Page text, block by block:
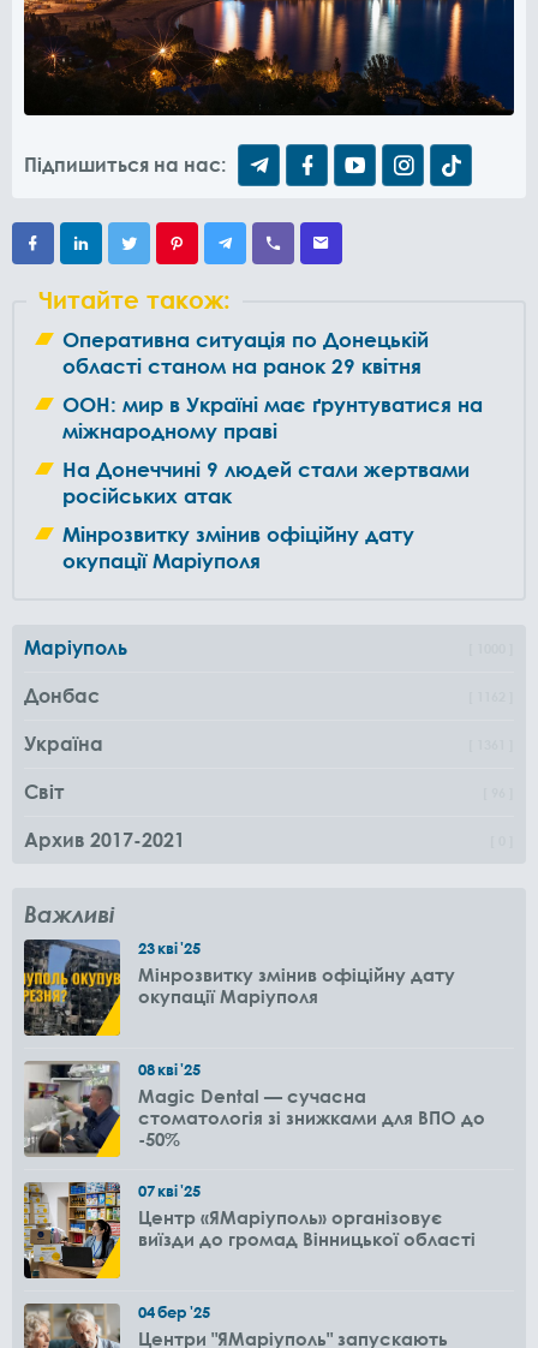
Підпишиться на нас:
Читайте також:
Оперативна ситуація по Донецькій
області станом на ранок 29 квітня
ООН: мир в Україні має ґрунтуватися на
міжнародному праві
На Донеччині 9 людей стали жертвами
російських атак
Мінрозвитку змінив офіційну дату
окупації Маріуполя
Маріуполь
Донбас
Україна
Світ
Архив 2017-2021
Важливі
23кві'25
Мінрозвитку змінив офіційну дату
окупації Маріуполя
08кві'25
Magic Dental — сучасна
стоматологія зі знижками для ВПО до
-50%
07кві'25
Центр «ЯМаріуполь» організовує
виїзди до громад Вінницької області
04бер'25
Центри "ЯМаріуполь" запускають